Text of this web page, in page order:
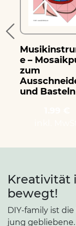
e –
zum
und Basteln
Kreativität
bewegt!
DIY-family ist
jung